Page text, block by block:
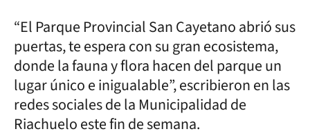
“El Parque Provincial San Cayetano abrió sus
puertas, te espera con su gran ecosistema,
donde la fauna y flora hacen del parque un
lugar único e inigualable”, escribieron en las
redes sociales de la Municipalidad de
Riachuelo este fin de semana.